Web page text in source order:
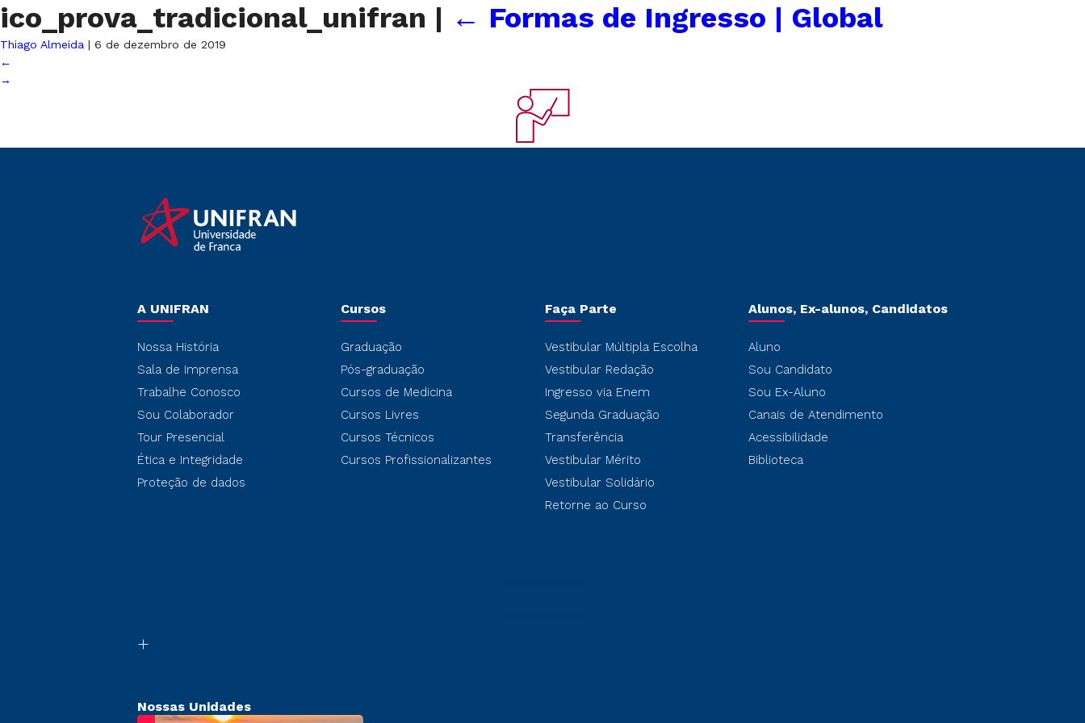
ico_prova_tradicional_unifran | ← Formas de Ingresso | Global
Thiago Almeida | 6 de dezembro de 2019
←
→
A UNIFRAN
Nossa História
Sala de Imprensa
Trabalhe Conosco
Sou Colaborador
Tour Presencial
Ética e Integridade
Proteção de dados
Cursos
Graduação
Pós-graduação
Cursos de Medicina
Cursos Livres
Cursos Técnicos
Cursos Profissionalizantes
Faça Parte
Vestibular Múltipla Escolha
Vestibular Redação
Ingresso via Enem
Segunda Graduação
Transferência
Vestibular Mérito
Vestibular Solidário
Retorne ao Curso
Alunos, Ex-alunos, Candidatos
Aluno
Sou Candidato
Sou Ex-Aluno
Canais de Atendimento
Acessibilidade
Biblioteca
Nossas Unidades